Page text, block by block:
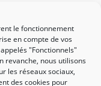
le fonctionnement
en compte de vos
"Fonctionnels"
revanche, nous utilisons
les réseaux sociaux,
des cookies pour